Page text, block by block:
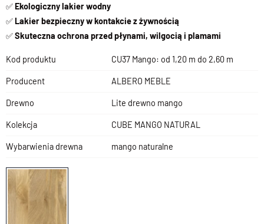
✅Ekologiczny lakier wodny
✅Lakier bezpieczny w kontakcie z żywnością
✅Skuteczna ochrona przed płynami, wilgocią i plamami
Kod produktu CU37 Mango: od 1,20 m do 2,60 m
Producent ALBERO MEBLE
Drewno Lite drewno mango
Kolekcja CUBE MANGO NATURAL
Wybarwienia drewna mango naturalne